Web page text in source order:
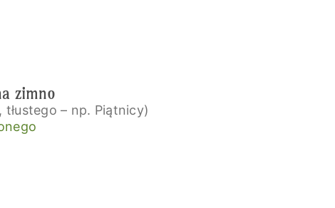
zimno
tłustego – np. Piątnicy)